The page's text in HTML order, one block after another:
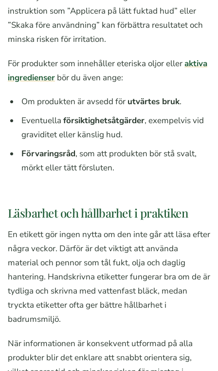
instruktion som ”Applicera på lätt fuktad hud” eller
”Skaka före användning” kan förbättra resultatet och
minska risken för irritation.
För produkter som innehåller eteriska oljor elleraktiva
ingredienser bör du även ange:
Om produkten är avsedd för utvärtes bruk.
Eventuella försiktighetsåtgärder, exempelvis vid
graviditet eller känslig hud.
Förvaringsråd, som att produkten bör stå svalt,
mörkt eller tätt försluten.
Läsbarhet och hållbarhet i praktiken
En etikett gör ingen nytta om den inte går att läsa efter
några veckor. Därför är det viktigt att använda
material och pennor som tål fukt, olja och daglig
hantering. Handskrivna etiketter fungerar bra om de är
tydliga och skrivna med vattenfast bläck, medan
tryckta etiketter ofta ger bättre hållbarhet i
badrumsmiljö.
När informationen är konsekvent utformad på alla
produkter blir det enklare att snabbt orientera sig,